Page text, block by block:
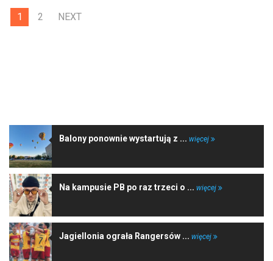
1 2 NEXT
Balony ponownie wystartują z ... więcej
Na kampusie PB po raz trzeci o ... więcej
Jagiellonia ograła Rangersów ... więcej